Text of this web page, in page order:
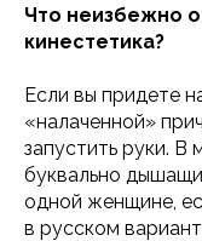
Что неизбежно
кинестетика?
Если вы придете
«налаченной»
запустить руки. В
буквально
одной женщине,
в русском